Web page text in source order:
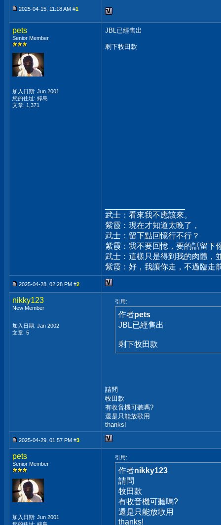
2025-04-15, 11:18 AM #1
pets
Senior Member
加入日期: Jun 2001
您的住址: 綠島
文章: 1,371
JBL已經售出
剩下牧田款
武士：看來我不應該來。
紫霞：現在才知道太晚了，
武士：留下點回憶行不行？
紫霞：我不要回憶，要的話留下
武士：這樣只是得到我的肉體，
紫霞：好，我讓你走，不過臨走
2025-04-28, 02:28 PM #2
nikky123
New Member
加入日期: Jan 2002
文章: 5
引用:
作者pets
JBL已經售出
剩下牧田款
請問
牧田款
有收音機可聽嗎?
還是只能放歌用
thanks!
2025-04-29, 01:57 PM #3
pets
Senior Member
加入日期: Jun 2001
引用:
作者nikky123
請問
牧田款
有收音機可聽嗎?
還是只能放歌用
thanks!